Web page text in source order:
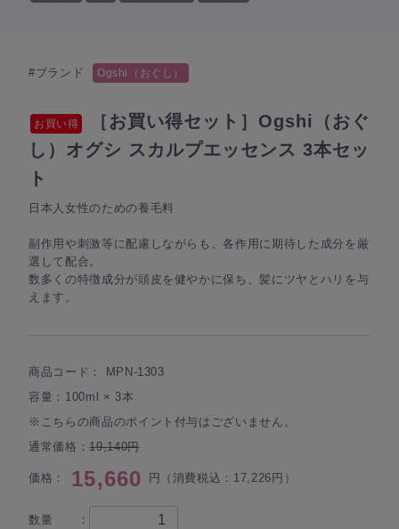
#ブランド Ogshi（おぐし）
お買い得
［お買い得セット］Ogshi（おぐ
し）オグシ スカルプエッセンス 3本セッ
ト
日本人女性のための養毛料
副作用や刺激等に配慮しながらも、各作用に期待した成分を厳
選して配合。
数多くの特徴成分が頭皮を健やかに保ち、髪にツヤとハリを与
えます。
商品コード： MPN-1303
容量：100ml × 3本
※こちらの商品のポイント付与はございません。
通常価格：19,140円
価格： 15,660 円（消費税込：17,226円）
数量 ：